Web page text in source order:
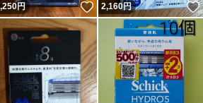
いね！
円 いいね！
2,160円